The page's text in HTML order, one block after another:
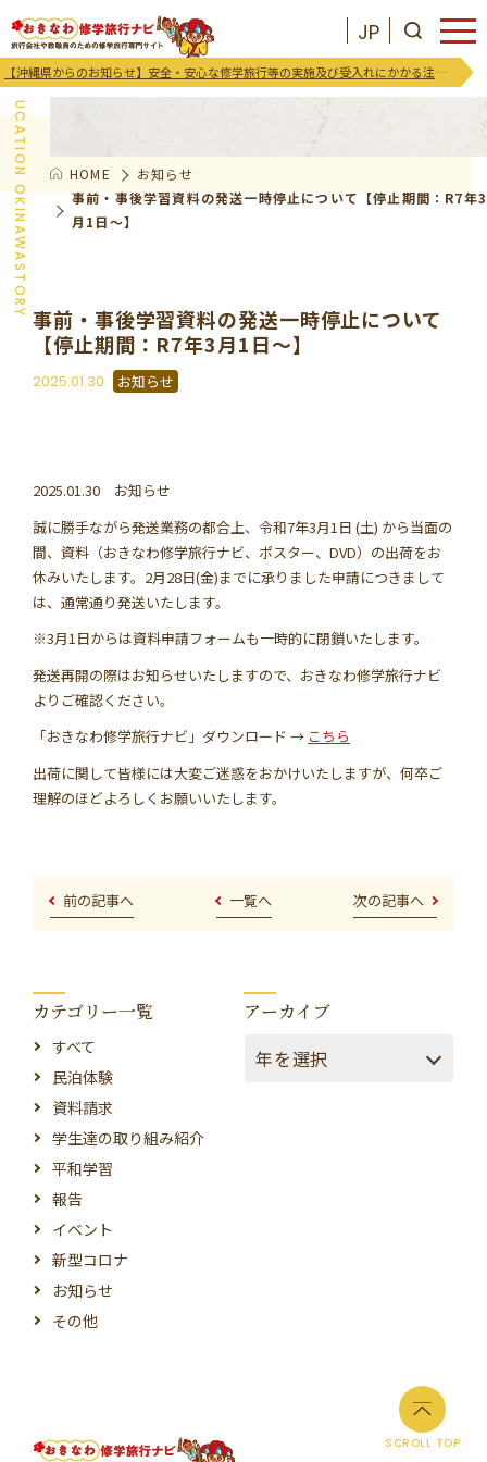
JP
【沖縄県からのお知らせ】安全・安心な修学旅行等の実施及び受入れにかかる注意喚起及び御協力のお願い
JP お気に入りリスト
お知らせ
プログラム
参加者の声
安全･安心
よくあるご質問
このサイトについて 情報掲載について
EDUCATION OKINAWASTORY
お知らせ
HOME
お知らせ
事前・事後学習資料の発送一時停止について【停止期間：R7年3
月1日～】
カテゴリー一覧
すべて
民泊体験
資料請求
学生達の取り組み紹介
平和学習
報告
イベント
新型コロナ
お知らせ
その他
アーカイブ
事前・事後学習資料の発送一時停止について
【停止期間：R7年3月1日～】
2025.01.30 お知らせ
2025.01.30 お知らせ
誠に勝手ながら発送業務の都合上、令和7年3月1日 (土) から当面の
間、資料（おきなわ修学旅行ナビ、ポスター、DVD）の出荷をお
休みいたします。2月28日(金)までに承りました申請につきまして
は、通常通り発送いたします。
※3月1日からは資料申請フォームも一時的に閉鎖いたします。
発送再開の際はお知らせいたしますので、おきなわ修学旅行ナビ
よりご確認ください。
「おきなわ修学旅行ナビ」ダウンロード → こちら
出荷に関して皆様には大変ご迷惑をおかけいたしますが、何卒ご
理解のほどよろしくお願いいたします。
前の記事へ 一覧へ 次の記事へ
SCROLL TOP